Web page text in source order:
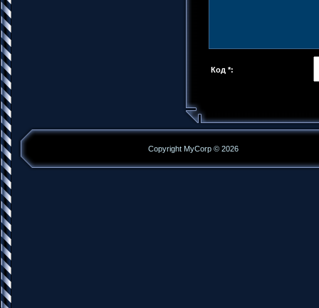
Код *:
Copyright MyCorp © 2026